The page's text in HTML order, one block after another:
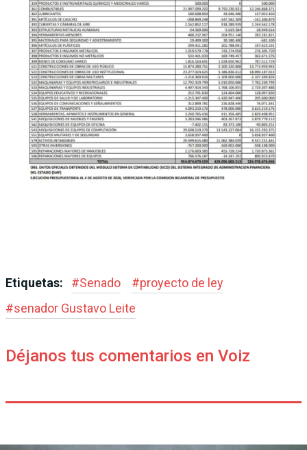
Etiquetas: #Senado #proyecto de ley
#senador Gustavo Leite
Déjanos tus comentarios en Voiz